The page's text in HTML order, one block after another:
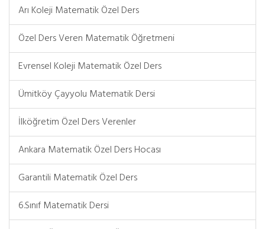
Arı Koleji Matematik Özel Ders
Özel Ders Veren Matematik Öğretmeni
Evrensel Koleji Matematik Özel Ders
Ümitköy Çayyolu Matematik Dersi
İlköğretim Özel Ders Verenler
Ankara Matematik Özel Ders Hocası
Garantili Matematik Özel Ders
6.Sınıf Matematik Dersi